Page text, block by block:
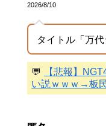
2026/8/10
タイトル「万
💬
【悲報】
い説ｗｗｗ→板